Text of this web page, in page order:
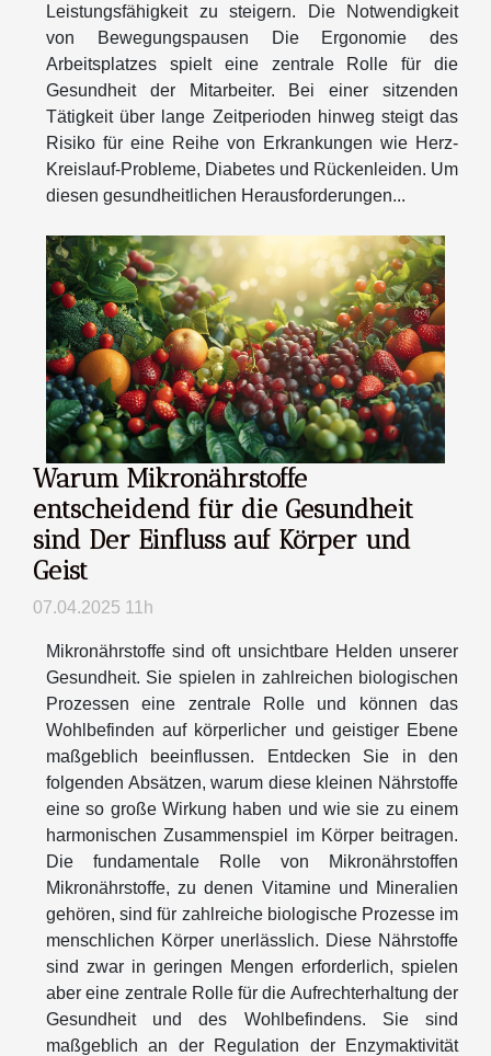
Leistungsfähigkeit zu steigern. Die Notwendigkeit
von Bewegungspausen Die Ergonomie des
Arbeitsplatzes spielt eine zentrale Rolle für die
Gesundheit der Mitarbeiter. Bei einer sitzenden
Tätigkeit über lange Zeitperioden hinweg steigt das
Risiko für eine Reihe von Erkrankungen wie Herz-
Kreislauf-Probleme, Diabetes und Rückenleiden. Um
diesen gesundheitlichen Herausforderungen...
Warum Mikronährstoffe
entscheidend für die Gesundheit
sind Der Einfluss auf Körper und
Geist
07.04.2025 11h
Mikronährstoffe sind oft unsichtbare Helden unserer
Gesundheit. Sie spielen in zahlreichen biologischen
Prozessen eine zentrale Rolle und können das
Wohlbefinden auf körperlicher und geistiger Ebene
maßgeblich beeinflussen. Entdecken Sie in den
folgenden Absätzen, warum diese kleinen Nährstoffe
eine so große Wirkung haben und wie sie zu einem
harmonischen Zusammenspiel im Körper beitragen.
Die fundamentale Rolle von Mikronährstoffen
Mikronährstoffe, zu denen Vitamine und Mineralien
gehören, sind für zahlreiche biologische Prozesse im
menschlichen Körper unerlässlich. Diese Nährstoffe
sind zwar in geringen Mengen erforderlich, spielen
aber eine zentrale Rolle für die Aufrechterhaltung der
Gesundheit und des Wohlbefindens. Sie sind
maßgeblich an der Regulation der Enzymaktivität